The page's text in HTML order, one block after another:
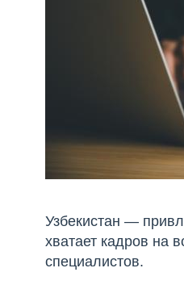
Узбекистан —
хватает кадров на
специалистов.